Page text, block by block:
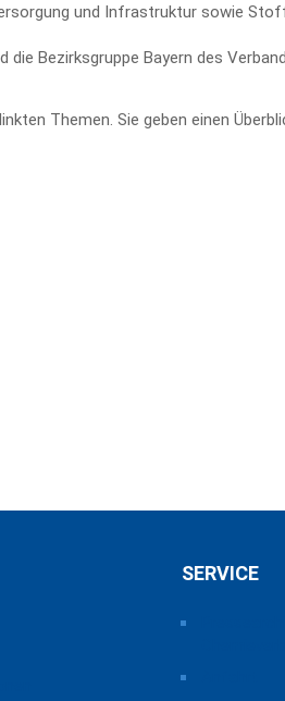
und Infrastruktur sowie
Bezirksgruppe Bayern des
Themen. Sie geben einen
SERVICE